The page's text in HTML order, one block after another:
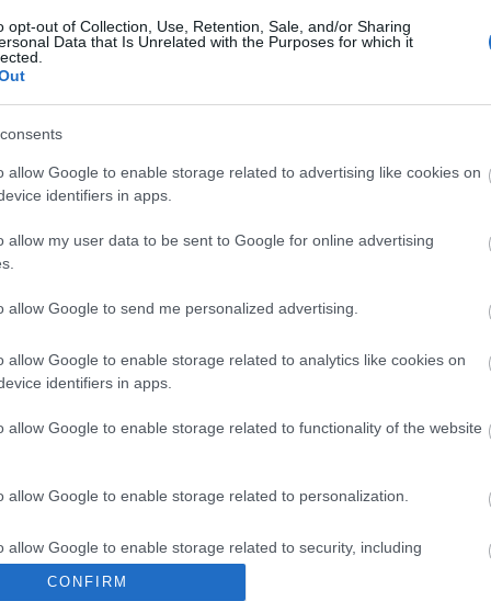
opt-out of Collection, Use, Retention, Sale, and/or Sharing
Data that Is Unrelated with the Purposes for which it
allow Google to enable storage related to advertising like cookies on
identifiers in apps.
allow my user data to be sent to Google for online advertising
allow Google to send me personalized advertising.
allow Google to enable storage related to analytics like cookies on
identifiers in apps.
allow Google to enable storage related to functionality of the website
allow Google to enable storage related to personalization.
allow Google to enable storage related to security, including
functionality and fraud prevention, and other user protection.
CONFIRM
meg: a feleségétől elnyomott nyomoronc
groteszk emberi sors már nem szólal meg.
népszerű mulattatónak, de komoly művésznek is
volt. Most itt volt az alkalom komoly, ám
Csehovot, az írót és Darvas Ivánt, a